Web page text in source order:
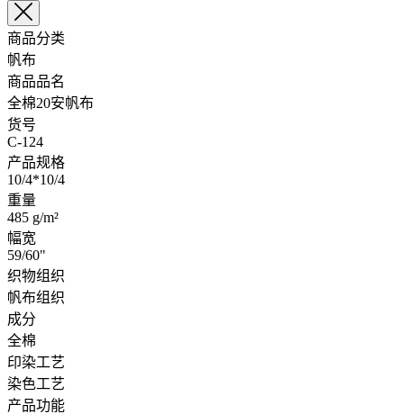
商品分类
帆布
商品品名
全棉20安帆布
货号
C-124
产品规格
10/4*10/4
重量
485 g/m²
幅宽
59/60"
织物组织
帆布组织
成分
全棉
印染工艺
染色工艺
产品功能